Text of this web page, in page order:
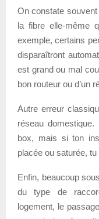
On constate
la fibre elle-même
exemple, certains
disparaîtront
est grand ou mal
bon routeur ou d’un
Autre erreur
réseau
box, mais si ton
placée ou saturée,
Enfin, beaucoup
du type de
logement, le